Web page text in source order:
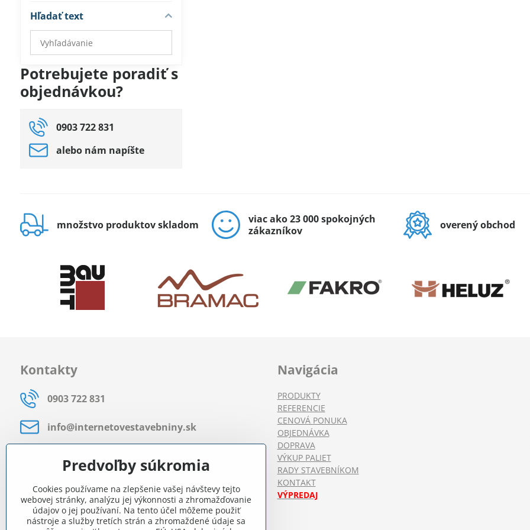
Hľadať text
Prehľadať
výsledky
fulltextom
Potrebujete poradiť s
objednávkou?
0903 722 831
alebo nám napíšte
množstvo produktov skladom
viac ako 23 000 spokojných
zákazníkov
overený obchod
Kontakty
0903 722 831
info​@internetovestavebniny​.sk
Most pri Bratislave
Pon - Pia 8:00 - 11:30 a 12:15 - 15:30
Facebook
Navigácia
PRODUKTY
REFERENCIE
CENOVÁ PONUKA
OBJEDNÁVKA
DOPRAVA
VÝKUP PALIET
RADY STAVEBNÍKOM
KONTAKT
VÝPREDAJ
Predvoľby súkromia
Cookies používame na zlepšenie vašej návštevy tejto
webovej stránky, analýzu jej výkonnosti a zhromažďovanie
údajov o jej používaní. Na tento účel môžeme použiť
nástroje a služby tretích strán a zhromaždené údaje sa